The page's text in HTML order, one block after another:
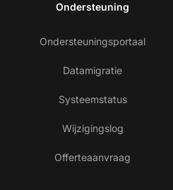
Ondersteuning
Ondersteuningsportaal
Datamigratie
Systeemstatus
Wijzigingslog
Offerteaanvraag